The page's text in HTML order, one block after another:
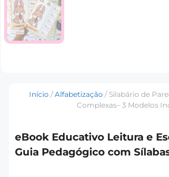
Início / Alfabetização / Silabário de
Complexas– 3 Modelos
eBook Educativo Leitura e
Guia Pedagógico com